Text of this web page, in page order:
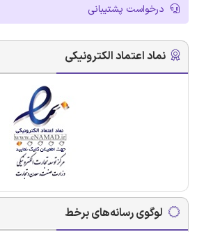
درخواست پشتیبانی
نماد اعتماد الکترونیکی
لوگوی رسانه‌های برخط